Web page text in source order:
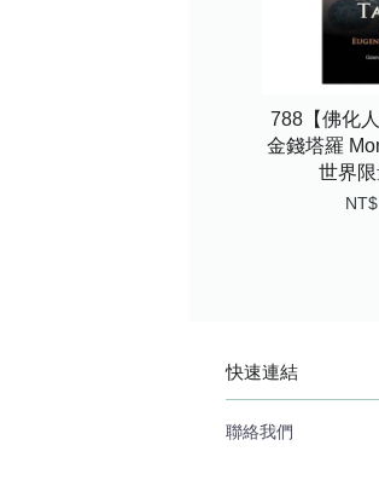
788【佛化
金錢塔羅
世界
快速連結
聯絡我們